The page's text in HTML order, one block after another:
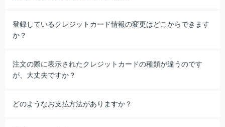
登録しているクレジットカード情報の変更はどこからできます
か？
注文の際に表示されたクレジットカードの種類が違うのです
が、大丈夫ですか？
どのようなお支払方法がありますか？